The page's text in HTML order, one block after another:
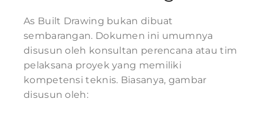
As Built Drawing bukan dibuat
sembarangan. Dokumen ini umumnya
disusun oleh konsultan perencana atau tim
pelaksana proyek yang memiliki
kompetensi teknis. Biasanya, gambar
disusun oleh: